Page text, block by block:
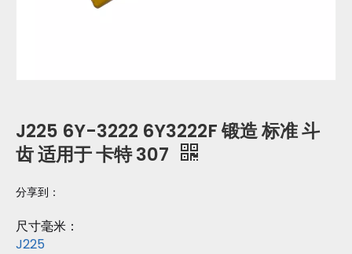
J225 6Y-3222 6Y3222F 锻造 标准 斗
齿 适用于 卡特 307
分享到：
尺寸毫米：
J225